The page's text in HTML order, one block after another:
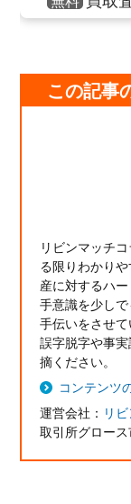
この記事
リビンマッチ
る限りわかり
産に対するハ
手意識を少し
手伝いをさせて
誤字脱字や事
摘ください。
コンテンツ
運営会社： リ
取引所グロース